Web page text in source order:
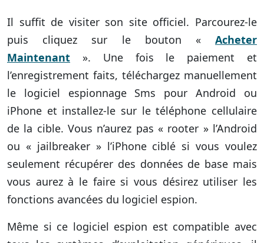
Il suffit de visiter son site officiel. Parcourez-le
puis cliquez sur le bouton « Acheter
Maintenant ». Une fois le paiement et
l’enregistrement faits, téléchargez manuellement
le logiciel espionnage Sms pour Android ou
iPhone et installez-le sur le téléphone cellulaire
de la cible. Vous n’aurez pas « rooter » l’Android
ou « jailbreaker » l’iPhone ciblé si vous voulez
seulement récupérer des données de base mais
vous aurez à le faire si vous désirez utiliser les
fonctions avancées du logiciel espion.
Même si ce logiciel espion est compatible avec